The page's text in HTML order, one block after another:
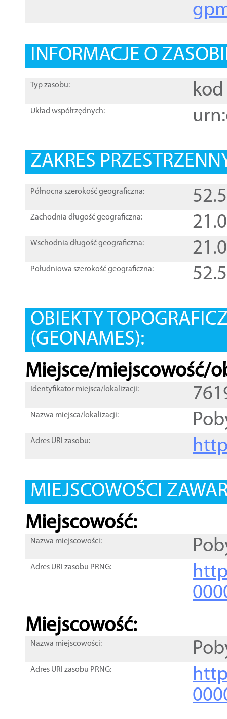
INFORMACJE O
Typ zasobu: kod
Układ współrzędnych:
ZAKRES
Północna szerokość geograficzna:
Zachodnia długość geograficzna:
Wschodnia długość geograficzna:
Południowa szerokość geograficzna:
OBIEKTY
(GEONAMES):
Miejsce/miejscowość/
Identyfikator miejsca/lokalizacji:
Nazwa miejsca/lokalizacji:
Adres URI zasobu:
MIEJSCOWOŚCI
Miejscowość:
Nazwa miejscowości:
Adres URI zasobu PRNG:
Miejscowość:
Nazwa miejscowości:
Adres URI zasobu PRNG: